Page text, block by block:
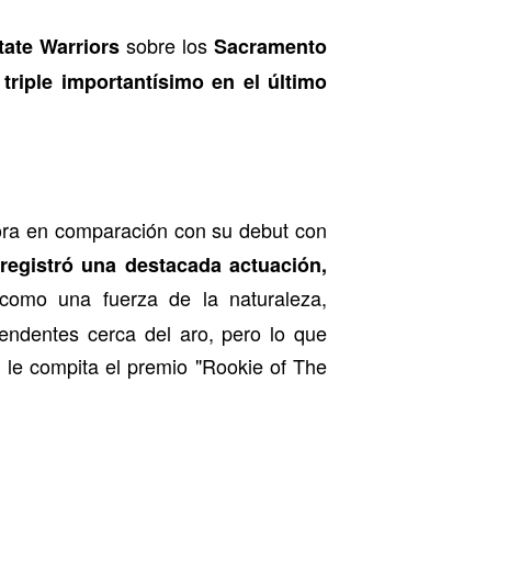
Warriors sobre losSacramento
importantísimo en el último
en comparación con su debut con
una destacada actuación,
una fuerza de la naturaleza,
cerca del aro, pero lo que
compita el premio "Rookie of The